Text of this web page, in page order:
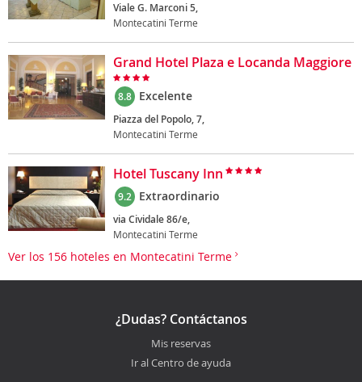
Viale G. Marconi 5,
Montecatini Terme
Grand Hotel Plaza e Locanda Maggiore
8.8 Excelente
Piazza del Popolo, 7,
Montecatini Terme
Hotel Tuscany Inn
9.2 Extraordinario
via Cividale 86/e,
Montecatini Terme
Ver los 156 hoteles en Montecatini Terme
¿Dudas? Contáctanos
Mis reservas
Ir al Centro de ayuda